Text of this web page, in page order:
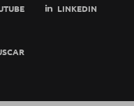
LINKEDIN